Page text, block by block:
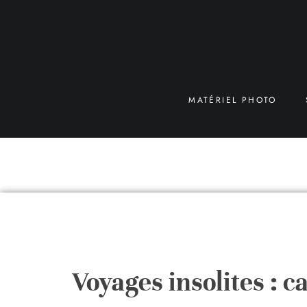
MATÉRIEL PHOTO
Voyages insolites :